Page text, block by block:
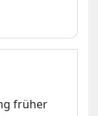
früher